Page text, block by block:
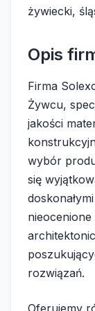
żywiecki,
Opis
Firma
Żywcu,
jakości
wybór
się
rozwiązań.
Oferujemy